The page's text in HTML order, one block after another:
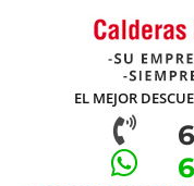
EL MEJOR